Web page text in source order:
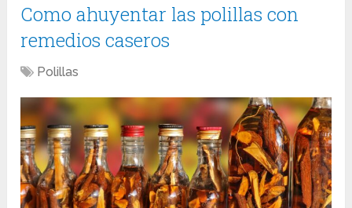
Como ahuyentar las polillas con
remedios caseros
Polillas